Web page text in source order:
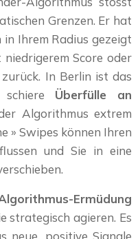
Grenzen. Er hat
Ihrem Radius gezeigt
Score oder
In Berlin ist das
Überfülle an
Algorithmus extrem
» Swipes können Ihren
und Sie in eine
Ermüdung
strategisch agieren. Es
neue, positive Signale